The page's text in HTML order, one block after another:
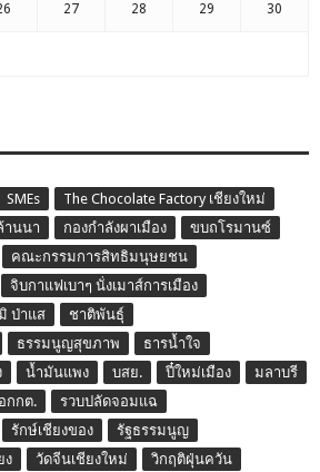
27 28 29 30
SMEs
The Chocolate Factory เชียงใหม่
านนา กองกำลังผาเมือง
ขบถโรมานซ์
คณะกรรมการสิทธิมนุษยชน
จิบกาแฟเบาๆ นั่งเมาส์การเมือง
ป่าแส
ชาติพันธุ์
ธรรมนูญสุขภาพ
ธารน้ำใจ
น้ำมันแพง บสย. ปี๋ใหม่เมือง
มลาบรี
กกต.
รวบปลัดจอมแฉ
รักษ์เชียงของ
รัฐธรรมนูญ
ง วัดจีนเชียงใหม่ วิกฤติฝุ่นควัน